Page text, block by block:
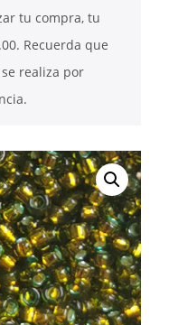
26
NOVIEMBRE
2017
NUESTROS
CURSOS
tu compra, tu
. Recuerda que
realiza por